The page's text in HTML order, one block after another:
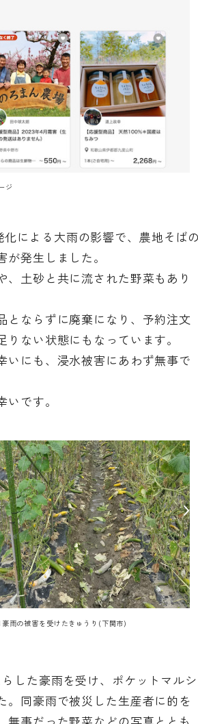
ジ
による大雨の影響で、農地そば
発生しました。
土砂と共に流された野菜もあり
とならずに廃棄になり、予約注文
ない状態にもなっています。
いにも、浸水被害にあわず無事で
です。
豪雨の被害を受けたきゅうり(下関市)
した豪雨を受け、ポケットマルシ
同豪雨で被災した生産者に的を